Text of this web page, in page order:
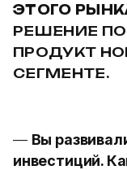
ЭТОГО
РЕШЕНИЕ
ПРОДУКТ
СЕГМЕНТЕ.
— Вы
инвестиций.